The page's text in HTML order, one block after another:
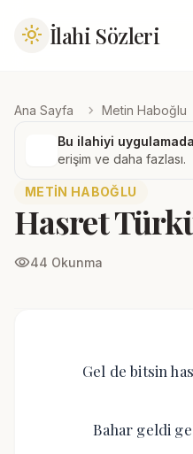
light_mode İlahi Sözleri
Ana Sayfa chevron_right Metin Haboğlu
Bu ilahiyi
erişim ve daha fazlası.
METIN HABOĞLU
Hasret
visibility44 Okunma
Gel de bitsin
Bahar geldi